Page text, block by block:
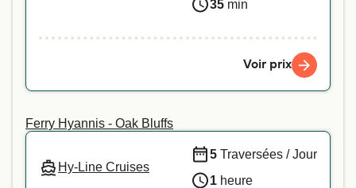
35 min
Voir prix
Ferry Hyannis - Oak Bluffs
Hy-Line Cruises
5 Traversées / Jour
1 heure